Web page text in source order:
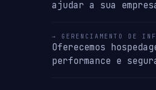
ajudar a sua
→ GERENCIAMENTO DE
Oferecemos
performance e